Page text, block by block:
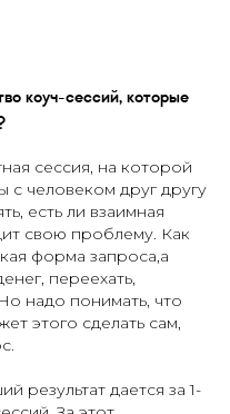
коуч-сессий, которые
сессия, на которой
с человеком друг другу
есть ли взаимная
свою проблему. Как
форма запроса,а
переехать,
надо понимать, что
этого сделать сам,
результат дается за 1-